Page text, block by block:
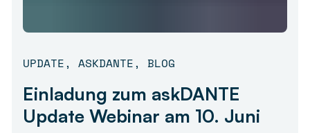
UPDATE, ASKDANTE, BLOG
Einladung zum askDANTE
Update Webinar am 10. Juni